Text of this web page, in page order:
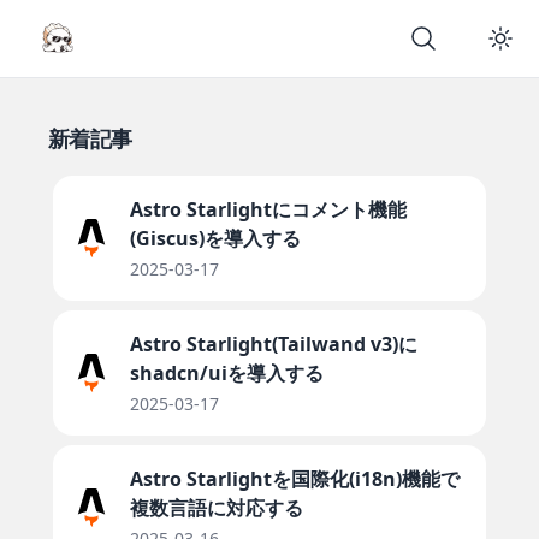
新着記事
Astro Starlightにコメント機能
(Giscus)を導入する
2025-03-17
Astro Starlight(Tailwand v3)に
shadcn/uiを導入する
2025-03-17
Astro Starlightを国際化(i18n)機能で
複数言語に対応する